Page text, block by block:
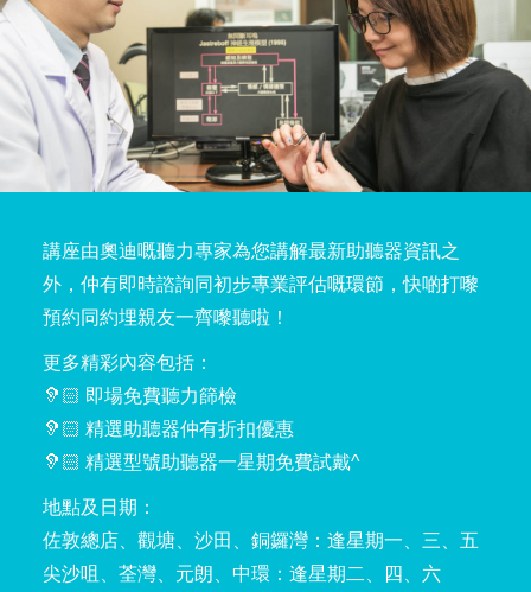
講座由奧迪嘅聽力專家為您講解最新助聽器資訊之
外，仲有即時諮詢同初步專業評估嘅環節，快啲打嚟
預約同約埋親友一齊嚟聽啦！
更多精彩內容包括：
🦻🏻 即場免費聽力篩檢
🦻🏻 精選助聽器仲有折扣優惠
🦻🏻 精選型號助聽器一星期免費試戴^
地點及日期：
佐敦總店、觀塘、沙田、銅鑼灣：逢星期一、三、五
尖沙咀、荃灣、元朗、中環：逢星期二、四、六